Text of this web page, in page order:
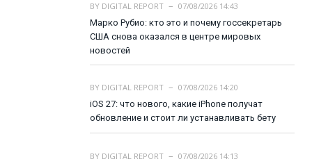
BY DIGITAL REPORT
07/08/2026 14:43
Марко Рубио: кто это и почему госсекретарь
США снова оказался в центре мировых
новостей
BY DIGITAL REPORT
07/08/2026 14:20
iOS 27: что нового, какие iPhone получат
обновление и стоит ли устанавливать бету
BY DIGITAL REPORT
07/08/2026 14:13